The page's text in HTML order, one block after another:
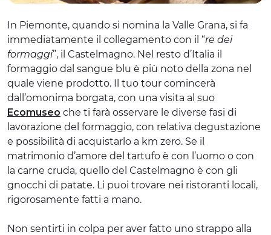
In Piemonte, quando si nomina la Valle Grana, si fa
immediatamente il collegamento con il “re dei
formaggi”, il Castelmagno. Nel resto d’Italia il
formaggio dal sangue blu è più noto della zona nel
quale viene prodotto. Il tuo tour comincerà
dall’omonima borgata, con una visita al suo
Ecomuseo che ti farà osservare le diverse fasi di
lavorazione del formaggio, con relativa degustazione
e possibilità di acquistarlo a km zero. Se il
matrimonio d’amore del tartufo è con l’uomo o con
la carne cruda, quello del Castelmagno è con gli
gnocchi di patate. Li puoi trovare nei ristoranti locali,
rigorosamente fatti a mano.
Non sentirti in colpa per aver fatto uno strappo alla